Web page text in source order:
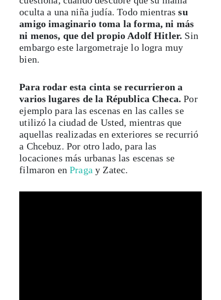
oculta a una niña judía. Todo mientrassu
amigo imaginario toma la forma, ni más
ni menos, que del propio Adolf Hitler. Sin
embargo este largometraje lo logra muy
bien.
Para rodar esta cinta se recurrieron a
varios lugares de la Républica Checa. Por
ejemplo para las escenas en las calles se
utilizó la ciudad de Usted, mientras que
aquellas realizadas en exteriores se recurrió
a Chcebuz. Por otro lado, para las
locaciones más urbanas las escenas se
filmaron enPraga y Zatec.